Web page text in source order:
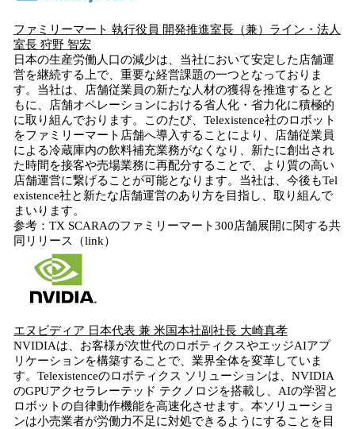
ファミリーマート 執行役員 開発推進室長（兼）ライン・法人
室長 狩野 智宏
日本の生産労働人口の減少は、当社において安定した店舗運
営を継続する上で、重要な経営課題の一つとなっておりま
す。当社は、店舗従業員の新たな人材の獲得を推進するとと
もに、店舗オペレーションにおける省人化・省力化に積極的
に取り組んでおります。このたび、Telexistence社のロボット
をファミリーマート店舗へ導入することにより、店舗従業員
による冷蔵庫内の飲料補充業務がなくなり、新たに創出され
た時間を接客や売場業務に再配分することで、より質の高い
店舗運営に繋げることが可能となります。当社は、今後もTel
existence社と新たな店舗運営のあり方を目指し、取り組んで
まいります。
参考：TX SCARAのファミリーマート300店舗展開に関する共
同リリース（link）
エヌビディア 日本代表 兼 米国本社副社長 大崎真孝
NVIDIAは、お客様が次世代のロボティクスやエッジAIアプ
リケーションを構築することで、業界全体を変革していま
す。Telexistenceのロボティクス ソリューションは、NVIDIA
のGPUアクセラレーテッド テクノロジを搭載し、AIの学習と
ロボットの自律動作機能を高速化させます。本ソリューショ
ンは小売業者が労働力不足に対処できるようにすることを目